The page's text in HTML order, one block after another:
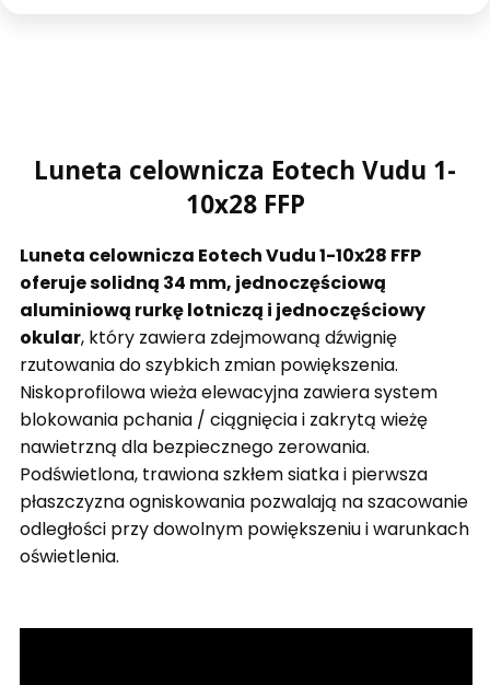
Luneta celownicza Eotech Vudu 1-
10x28 FFP
Luneta celownicza Eotech Vudu 1-10x28 FFP
oferuje solidną 34 mm, jednoczęściową
aluminiową rurkę lotniczą i jednoczęściowy
okular, który zawiera zdejmowaną dźwignię
rzutowania do szybkich zmian powiększenia.
Niskoprofilowa wieża elewacyjna zawiera system
blokowania pchania / ciągnięcia i zakrytą wieżę
nawietrzną dla bezpiecznego zerowania.
Podświetlona, trawiona szkłem siatka i pierwsza
płaszczyzna ogniskowania pozwalają na szacowanie
odległości przy dowolnym powiększeniu i warunkach
oświetlenia.